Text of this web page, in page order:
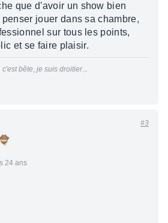
que d'avoir un show bien
jouer dans sa chambre,
sur tous les points,
et se faire plaisir.
bête, je suis droitier...
24 ans
#3